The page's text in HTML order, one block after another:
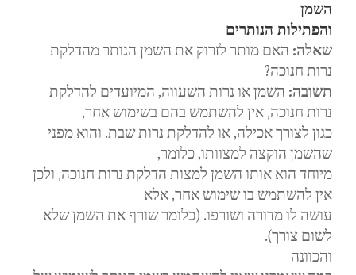
השמן
והפתילות הנותרים
שאלה: האם מותר לזרוק את השמן הנותר מהדלקת
נרות חנוכה?
תשובה: השמן או נרות השעווה, המיועדים להדלקת
נרות חנוכה, אין להשתמש בהם בשימוש אחר,
כגון לצורך אכילה, או להדלקת נרות שבת. והוא מפני
שהשמן הוקצה למצוותו, כלומר,
מיוחד הוא אותו השמן למצות הדלקת נרות חנוכה, ולכן
אין להשתמש בו שימוש אחר, אלא
עושה לו מדורה ושורפו. (כלומר שורף את השמן שלא
לשום צורך).
והכוונה